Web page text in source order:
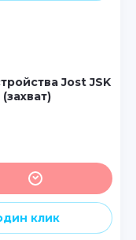
Jost JSK
клик